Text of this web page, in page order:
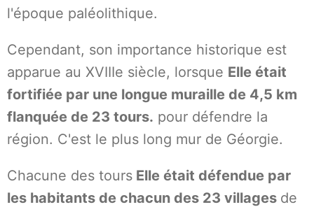
l'époque paléolithique.
Cependant, son importance historique est
apparue au XVIIIe siècle, lorsque Elle était
fortifiée par une longue muraille de 4,5 km
flanquée de 23 tours. pour défendre la
région. C'est le plus long mur de Géorgie.
Chacune des tours Elle était défendue par
les habitants de chacun des 23 villages de